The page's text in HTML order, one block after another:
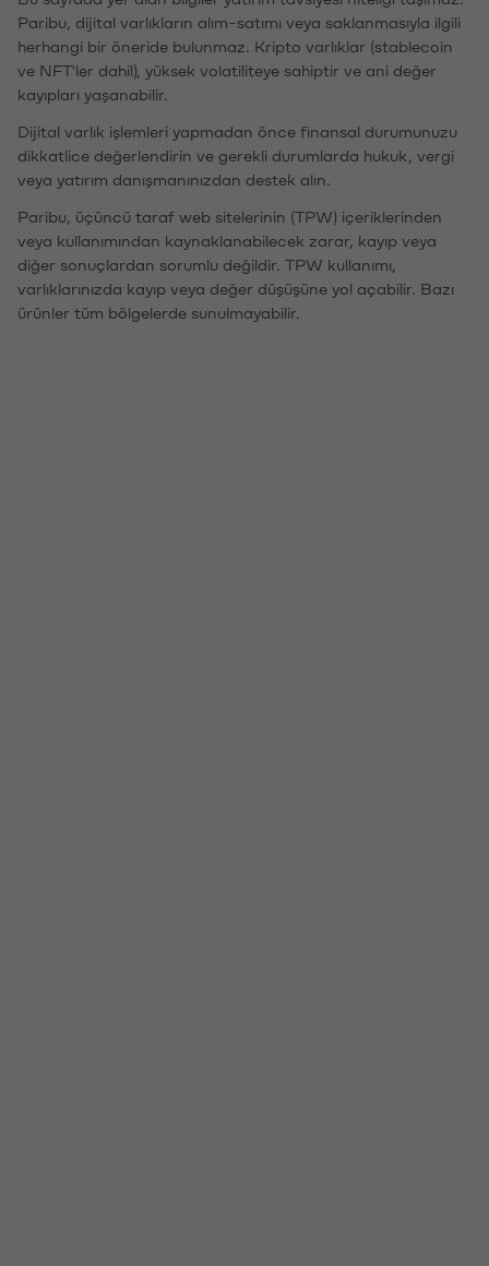
Paribu, dijital varlıkların alım-satımı veya saklanmasıyla ilgili
herhangi bir öneride bulunmaz. Kripto varlıklar (stablecoin
ve NFT'ler dahil), yüksek volatiliteye sahiptir ve ani değer
kayıpları yaşanabilir.
Dijital varlık işlemleri yapmadan önce finansal durumunuzu
dikkatlice değerlendirin ve gerekli durumlarda hukuk, vergi
veya yatırım danışmanınızdan destek alın.
Paribu, üçüncü taraf web sitelerinin (TPW) içeriklerinden
veya kullanımından kaynaklanabilecek zarar, kayıp veya
diğer sonuçlardan sorumlu değildir. TPW kullanımı,
varlıklarınızda kayıp veya değer düşüşüne yol açabilir. Bazı
ürünler tüm bölgelerde sunulmayabilir.